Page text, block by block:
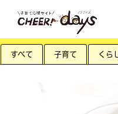
すべて 子育て くら